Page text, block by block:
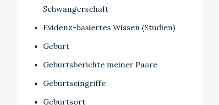
Schwangerschaft
Evidenz-basiertes Wissen (Studien)
Geburt
Geburtsberichte meiner Paare
Geburtseingriffe
Geburtsort